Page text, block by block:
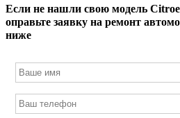
Если не нашли свою модель
оправьте заявку на ремонт
ниже